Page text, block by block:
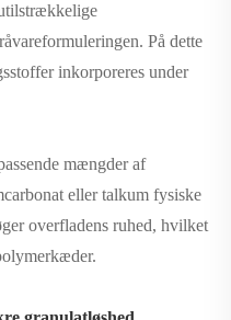
På dette
inkorporeres under
mængder af
eller talkum fysiske
overfladens ruhed, hvilket